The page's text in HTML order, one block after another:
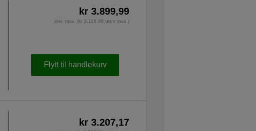
kr 3.899,99
inkl. mva. (kr 3.119,99 uten mva.)
Flytt til handlekurv
kr 3.207,17